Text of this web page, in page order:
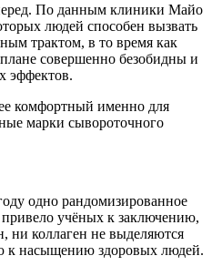
По данным клиники Майо
людей способен вызвать
трактом, в то время как
совершенно безобидны и
эффектов.
комфортный именно для
марки сывороточного
одно рандомизированное
привело учёных к заключению,
ни коллаген не выделяются
к насыщению здоровых людей.